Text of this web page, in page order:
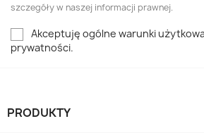
szczegóły w naszej informacji prawnej.
Akceptuję ogólne warunki
prywatności.
PRODUKTY